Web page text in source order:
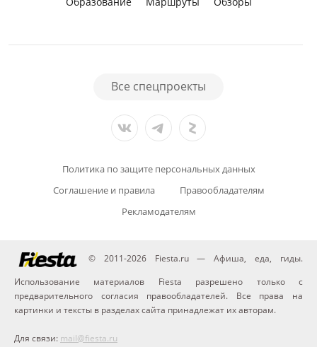
Все спецпроекты
Политика по защите персональных данных
Соглашение и правила
Правообладателям
Рекламодателям
© 2011-2026 Fiesta.ru — Афиша, еда, гиды.
Использование материалов Fiesta разрешено только с
предварительного согласия правообладателей. Все права на
картинки и тексты в разделах сайта принадлежат их авторам.
Для связи: mail@fiesta.ru